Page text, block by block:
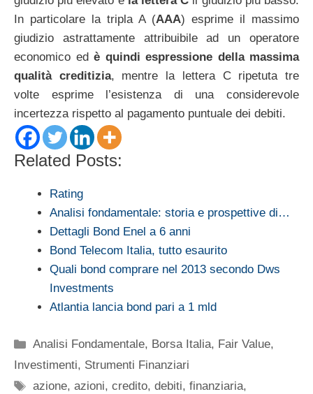
In particolare la tripla A (AAA) esprime il massimo
giudizio astrattamente attribuibile ad un operatore
economico ed è quindi espressione della massima
qualità creditizia, mentre la lettera C ripetuta tre
volte esprime l’esistenza di una considerevole
incertezza rispetto al pagamento puntuale dei debiti.
Related Posts:
Rating
Analisi fondamentale: storia e prospettive di…
Dettagli Bond Enel a 6 anni
Bond Telecom Italia, tutto esaurito
Quali bond comprare nel 2013 secondo Dws
Investments
Atlantia lancia bond pari a 1 mld
Categorie
Analisi Fondamentale, Borsa Italia, Fair Value,
Investimenti, Strumenti Finanziari
Tag
azione,azioni,credito,debiti,finanziaria,